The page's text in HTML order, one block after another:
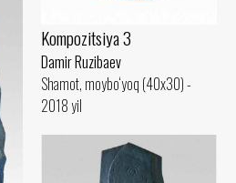
Kompozitsiya 3
Damir Ruzibaev
Shamot, moybo‘yoq (40x30) -
2018 yil